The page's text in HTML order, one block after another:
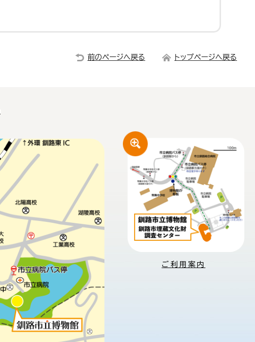
前のページへ戻る トップページへ戻る
ご利用案内